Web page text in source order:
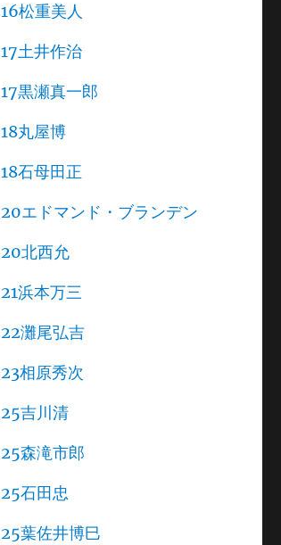
16松重美人
17土井作治
17黒瀬真一郎
18丸屋博
18石母田正
20エドマンド・ブランデン
20北西允
21浜本万三
22灘尾弘吉
23相原秀次
25吉川清
25森滝市郎
25石田忠
25葉佐井博巳